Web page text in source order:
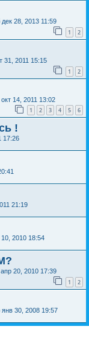
28, 2013 11:59
1 2
31, 2011 15:15
1 2
14, 2011 13:02
1 2 3 4 5 6
!
17:26
21:19
10, 2010 18:54
апр 20, 2010 17:39
1 2
30, 2008 19:57